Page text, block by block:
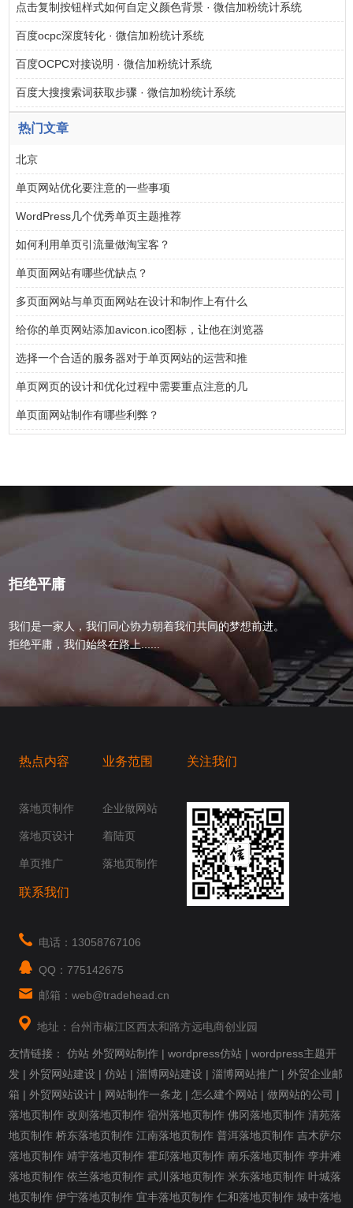
点击复制按钮样式如何自定义颜色背景 · 微信加粉统计系统
百度ocpc深度转化 · 微信加粉统计系统
百度OCPC对接说明 · 微信加粉统计系统
百度大搜搜索词获取步骤 · 微信加粉统计系统
热门文章
北京
单页网站优化要注意的一些事项
WordPress几个优秀单页主题推荐
如何利用单页引流量做淘宝客？
单页面网站有哪些优缺点？
多页面网站与单页面网站在设计和制作上有什么
给你的单页网站添加avicon.ico图标，让他在浏览器
选择一个合适的服务器对于单页网站的运营和推
单页网页的设计和优化过程中需要重点注意的几
单页面网站制作有哪些利弊？
拒绝平庸
我们是一家人，我们同心协力朝着我们共同的梦想前进。
拒绝平庸，我们始终在路上......
热点内容
落地页制作
落地页设计
单页推广
业务范围
企业做网站
着陆页
落地页制作
关注我们
联系我们
电话：13058767106
QQ：775142675
邮箱：web@tradehead.cn
地址：台州市椒江区西太和路方远电商创业园
友情链接：仿站 外贸网站制作 |wordpress仿站 |wordpress主题开
发 |外贸网站建设 |仿站 |淄博网站建设 |淄博网站推广 |外贸企业邮
箱 |外贸网站设计 | 网站制作一条龙 |怎么建个网站 |做网站的公司 |
落地页制作 改则落地页制作 宿州落地页制作 佛冈落地页制作 清苑落
地页制作 桥东落地页制作 江南落地页制作 普洱落地页制作 吉木萨尔
落地页制作 靖宇落地页制作 霍邱落地页制作 南乐落地页制作 孪井滩
落地页制作 依兰落地页制作 武川落地页制作 米东落地页制作 叶城落
地页制作 伊宁落地页制作 宜丰落地页制作 仁和落地页制作 城中落地